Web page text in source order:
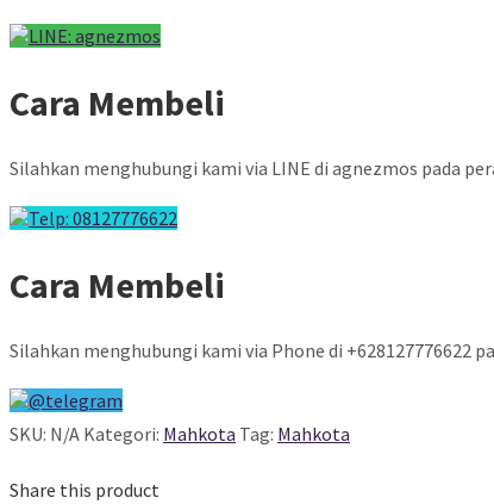
LINE: agnezmos
Cara Membeli
Silahkan menghubungi kami via LINE di agnezmos pada
Telp: 08127776622
Cara Membeli
Silahkan menghubungi kami via Phone di +628127776622
@telegram
SKU: N/A Kategori: Mahkota Tag: Mahkota
Share this product